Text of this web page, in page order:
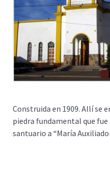
Construida en 1909. Allí se
piedra fundamental que
santuario a “María